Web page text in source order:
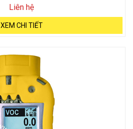
Liên hệ
XEM CHI TIẾT